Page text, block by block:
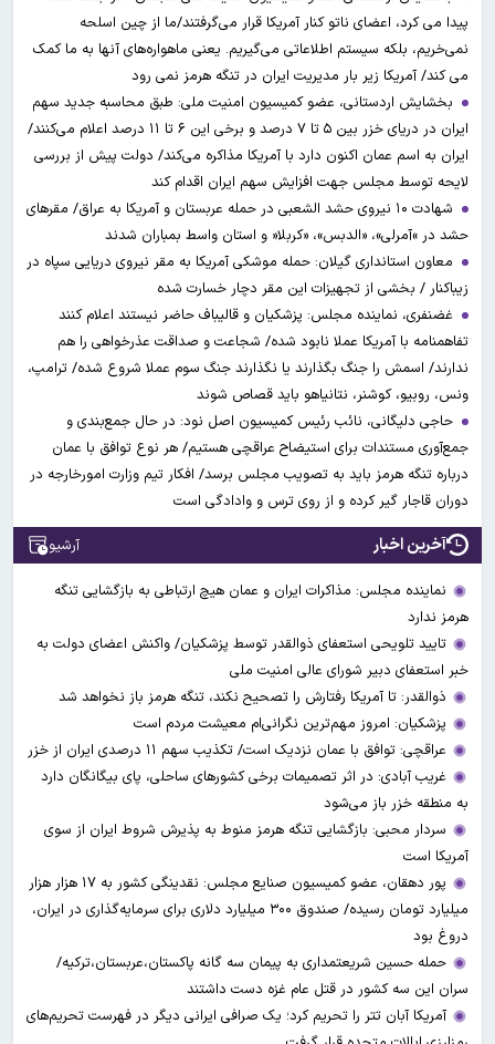
پیدا می کرد، اعضای ناتو کنار آمریکا قرار می‌گرفتند/ما از چین اسلحه
نمی‌خریم، بلکه سیستم اطلاعاتی می‌گیریم. یعنی ماهواره‌های آنها به ما کمک
می کند/ آمریکا زیر بار مدیریت ایران در تنگه هرمز نمی رود
بخشایش اردستانی، عضو کمیسیون امنیت ملی: طبق محاسبه جدید سهم
ایران در دریای خزر بین ۵ تا ۷ درصد و برخی این ۶ تا ۱۱ درصد اعلام می‌کنند/
ایران به اسم عمان اکنون دارد با آمریکا مذاکره می‌کند/ دولت پیش از بررسی
لایحه توسط مجلس جهت افزایش سهم ایران اقدام کند
شهادت ۱۰ نیروی حشد الشعبی در حمله عربستان و آمریکا به عراق/ مقرهای
حشد در »آمرلی»، «الدبس»، «کربلا« و استان واسط بمباران شدند
معاون استانداری گیلان: حمله موشکی آمریکا به مقر نیروی دریایی سپاه در
زیباکنار / بخشی از تجهیزات این مقر دچار خسارت شده
غضنفری، نماینده مجلس: پزشکیان و قالیباف حاضر نیستند اعلام کنند
تفاهمنامه با آمریکا عملا نابود شده/ شجاعت و صداقت عذرخواهی را هم
ندارند/ اسمش را جنگ بگذارند یا نگذارند جنگ سوم عملا شروع شده/ ترامپ،
ونس، روبیو، کوشنر، نتانیاهو باید قصاص شوند
حاجی دلیگانی، نائب رئیس کمیسیون اصل نود: در حال جمع‌بندی و
جمع‌آوری مستندات برای استیضاح عراقچی هستیم/ هر نوع توافق با عمان
درباره تنگه هرمز باید به تصویب مجلس برسد/ افکار تیم وزارت امورخارجه در
دوران قاجار گیر کرده و از روی ترس و وادادگی است
آخرین اخبار آرشیو
نماینده مجلس: مذاکرات ایران و عمان هیچ ارتباطی به بازگشایی تنگه
هرمز ندارد
تایید تلویحی استعفای ذوالقدر توسط پزشکیان/ واکنش اعضای دولت به
خبر استعفای دبیر شورای عالی امنیت ملی
ذوالقدر: تا آمریکا رفتارش را تصحیح نکند، تنگه هرمز باز نخواهد شد
پزشکیان: امروز مهم‌ترین نگرانی‌ام معیشت مردم است
عراقچی: توافق با عمان نزدیک است/ تکذیب سهم ۱۱ درصدی ایران از خزر
غریب آبادی: در اثر تصمیمات برخی کشورهای ساحلی، پای بیگانگان دارد
به منطقه خزر باز می‌شود
سردار محبی: بازگشایی تنگه هرمز منوط به پذیرش شروط ایران از سوی
آمریکا است
پور دهقان، عضو کمیسیون صنایع مجلس: نقدینگی کشور به ۱۷ هزار هزار
میلیارد تومان رسیده/ صندوق ۳۰۰ میلیارد دلاری برای سرمایه‌گذاری در ایران،
دروغ بود
حمله حسین شریعتمداری به پیمان سه گانه پاکستان،عربستان،ترکیه/
سران این سه کشور در قتل عام غزه دست داشتند
آمریکا آبان تتر را تحریم کرد؛ یک صرافی ایرانی دیگر در فهرست تحریم‌های